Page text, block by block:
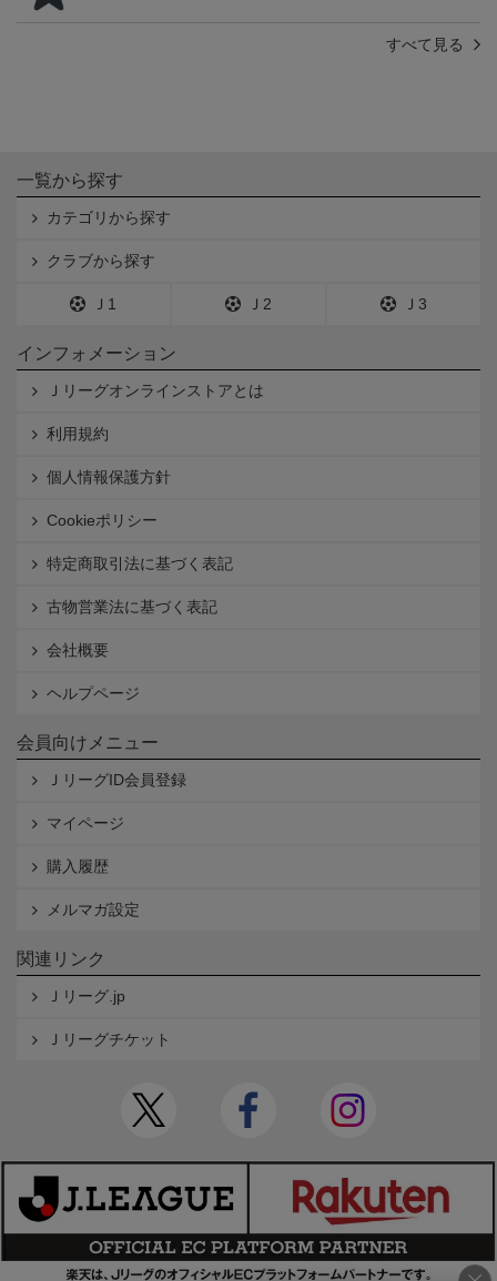
すべて見る
一覧から探す
カテゴリから探す
クラブから探す
Ｊ1 Ｊ2 Ｊ3
インフォメーション
Ｊリーグオンラインストアとは
利用規約
個人情報保護方針
Cookieポリシー
特定商取引法に基づく表記
古物営業法に基づく表記
会社概要
ヘルプページ
会員向けメニュー
ＪリーグID会員登録
マイページ
購入履歴
メルマガ設定
関連リンク
Ｊリーグ.jp
Ｊリーグチケット